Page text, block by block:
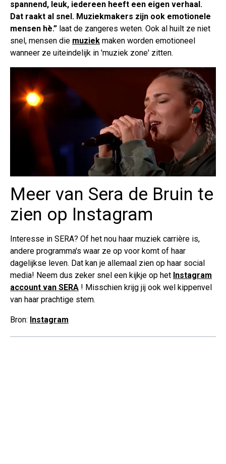
spannend, leuk, iedereen heeft een eigen verhaal.
Dat raakt al snel. Muziekmakers zijn ook emotionele
mensen hè.” laat de zangeres weten. Ook al huilt ze niet
snel, mensen die muziek maken worden emotioneel
wanneer ze uiteindelijk in 'muziek zone' zitten.
Meer van Sera de Bruin te
zien op Instagram
Interesse in SERA? Of het nou haar muziek carrière is,
andere programma's waar ze op voor komt of haar
dagelijkse leven. Dat kan je allemaal zien op haar social
media! Neem dus zeker snel een kijkje op het Instagram
account van SERA ! Misschien krijg jij ook wel kippenvel
van haar prachtige stem.
Bron: Instagram